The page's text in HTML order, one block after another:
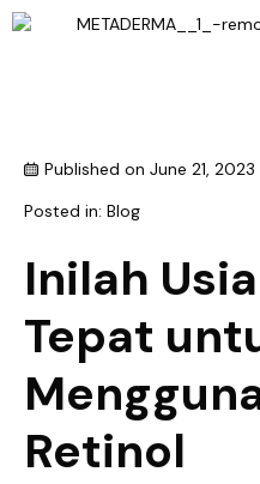
Published on June 21, 2023
Posted in: Blog
Inilah
Tepat
Retinol